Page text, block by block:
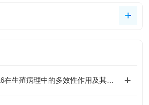
关键致癌基因BCL6在生殖病理中的多效性作用及其分子机制